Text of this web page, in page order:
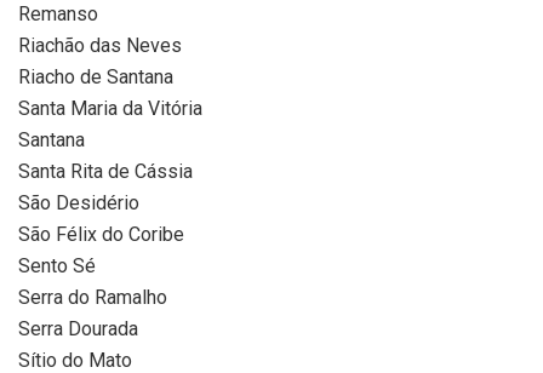
Remanso
Riachão das Neves
Riacho de Santana
Santa Maria da Vitória
Santana
Santa Rita de Cássia
São Desidério
São Félix do Coribe
Sento Sé
Serra do Ramalho
Serra Dourada
Sítio do Mato